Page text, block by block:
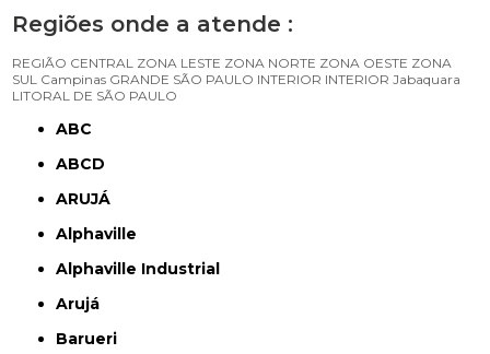
Regiões onde a atende :
REGIÃO CENTRAL ZONA LESTE ZONA NORTE ZONA OESTE ZONA
SUL Campinas GRANDE SÃO PAULO INTERIOR INTERIOR Jabaquara
LITORAL DE SÃO PAULO
ABC
ABCD
ARUJÁ
Alphaville
Alphaville Industrial
Arujá
Barueri